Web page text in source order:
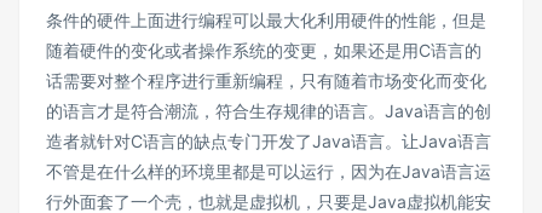
条件的硬件上面进行编程可以最大化利用硬件的性能，但是
随着硬件的变化或者操作系统的变更，如果还是用C语言的
话需要对整个程序进行重新编程，只有随着市场变化而变化
的语言才是符合潮流，符合生存规律的语言。Java语言的创
造者就针对C语言的缺点专门开发了Java语言。让Java语言
不管是在什么样的环境里都是可以运行，因为在Java语言运
行外面套了一个壳，也就是虚拟机，只要是Java虚拟机能安